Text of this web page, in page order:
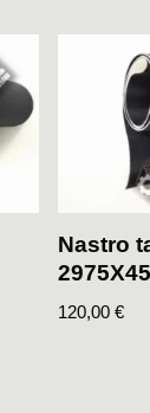
Nastro
120,00€